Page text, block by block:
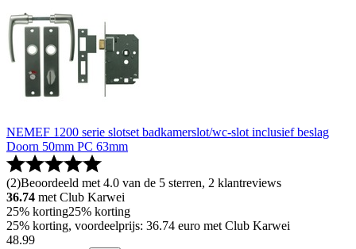
NEMEF 1200 serie slotset badkamerslot/wc-slot inclusief beslag
Doorn 50mm PC 63mm
(2)Beoordeeld met 4.0 van de 5 sterren, 2 klantreviews
36.74 met Club Karwei
25% korting25% korting
25% korting, voordeelprijs: 36.74 euro met Club Karwei
48.99